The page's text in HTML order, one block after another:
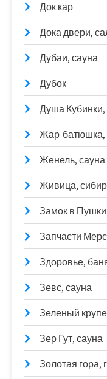
Док.кар
Дока двери,
Дубаи, сауна
Дубок
Душа
Жар-батюшка,
Женель, сауна
Живица,
Замок в
Запчасти
Здоровье,
Зевс, сауна
Зеленый
Зер Гут, сауна
Золотая